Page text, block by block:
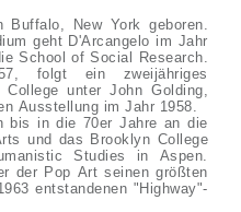
Buffalo, New York geboren.
geht D'Arcangelo im Jahr
School of Social Research.
folgt ein zweijähriges
unter John Golding,
Ausstellung im Jahr 1958.
bis in die 70er Jahre an die
und das Brooklyn College
Studies in Aspen.
der Pop Art seinen größten
entstandenen "Highway"-